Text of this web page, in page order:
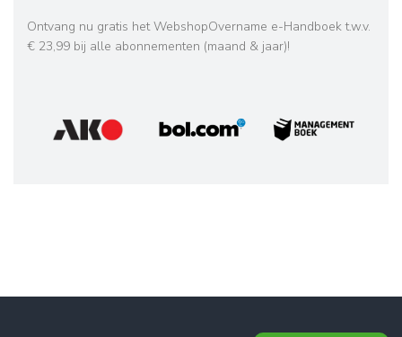
Ontvang nu gratis het WebshopOvername e-Handboek t.w.v.
€ 23,99 bij alle abonnementen (maand & jaar)!